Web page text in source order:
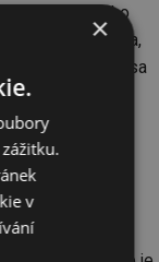
kvalitného
zásobníka,
dohrev kotlom sa
doteraz a
nastavenú
vody a v
nezapne.
Patrí však k
×
v